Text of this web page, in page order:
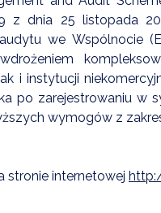
z dnia 25 listopada
we Wspólnocie
i instytucji
po zarejestrowaniu w
wymogów z
stronie internetowej